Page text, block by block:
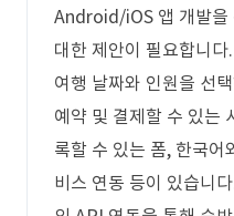
Android/iOS 앱 개발을
대한 제안이 필요합니
여행 날짜와 인원을 선
예약 및 결제할 수 있는
록할 수 있는 폼, 한국어
비스 연동 등이 있습니